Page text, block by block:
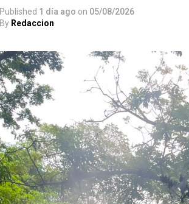
Published 1 día ago on 05/08/2026
By Redaccion